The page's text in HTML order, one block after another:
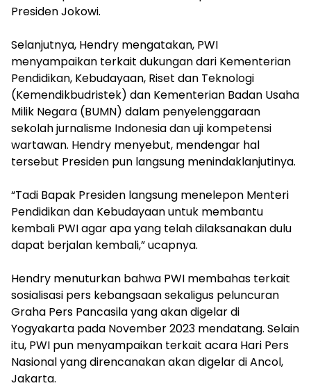
Presiden Jokowi.
Selanjutnya, Hendry mengatakan, PWI
menyampaikan terkait dukungan dari Kementerian
Pendidikan, Kebudayaan, Riset dan Teknologi
(Kemendikbudristek) dan Kementerian Badan Usaha
Milik Negara (BUMN) dalam penyelenggaraan
sekolah jurnalisme Indonesia dan uji kompetensi
wartawan. Hendry menyebut, mendengar hal
tersebut Presiden pun langsung menindaklanjutinya.
“Tadi Bapak Presiden langsung menelepon Menteri
Pendidikan dan Kebudayaan untuk membantu
kembali PWI agar apa yang telah dilaksanakan dulu
dapat berjalan kembali,” ucapnya.
Hendry menuturkan bahwa PWI membahas terkait
sosialisasi pers kebangsaan sekaligus peluncuran
Graha Pers Pancasila yang akan digelar di
Yogyakarta pada November 2023 mendatang. Selain
itu, PWI pun menyampaikan terkait acara Hari Pers
Nasional yang direncanakan akan digelar di Ancol,
Jakarta.